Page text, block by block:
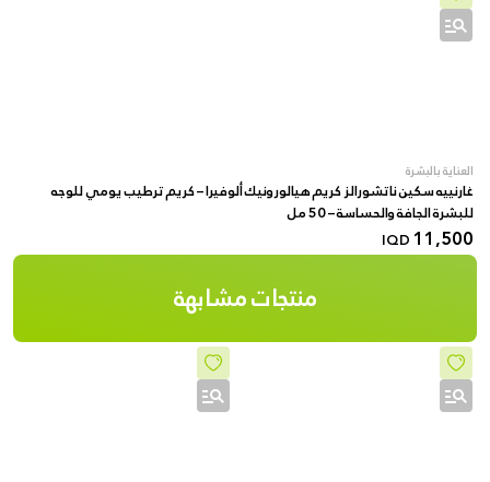
العناية بالبشرة
غارنييه سكين ناتشورالز كريم هيالورونيك ألوفيرا – كريم ترطيب يومي للوجه
للبشرة الجافة والحساسة – 50 مل
11,500
IQD
منتجات مشابهة